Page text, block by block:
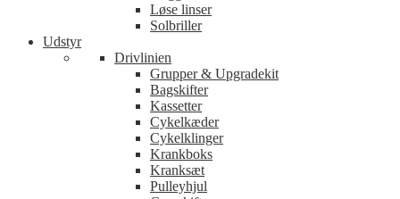
Løse linser
Solbriller
Udstyr
Drivlinien
Grupper & Upgradekit
Bagskifter
Kassetter
Cykelkæder
Cykelklinger
Krankboks
Kranksæt
Pulleyhjul